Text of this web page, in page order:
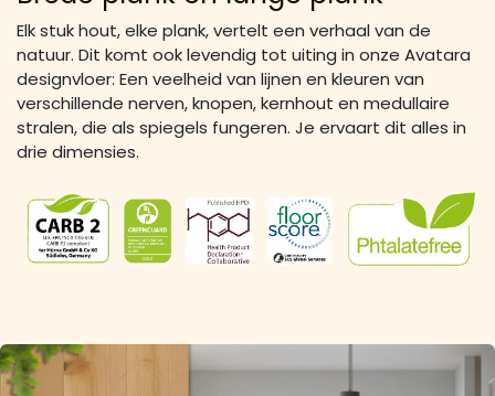
Elk stuk hout, elke plank, vertelt een verhaal van de
natuur. Dit komt ook levendig tot uiting in onze Avatara
designvloer: Een veelheid van lijnen en kleuren van
verschillende nerven, knopen, kernhout en medullaire
stralen, die als spiegels fungeren. Je ervaart dit alles in
drie dimensies.